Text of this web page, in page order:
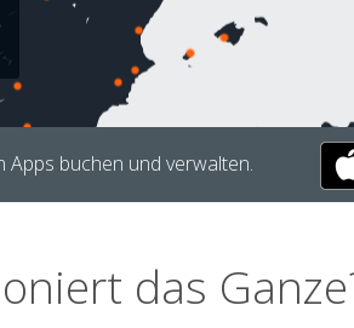
Apps buchen und verwalten.
das